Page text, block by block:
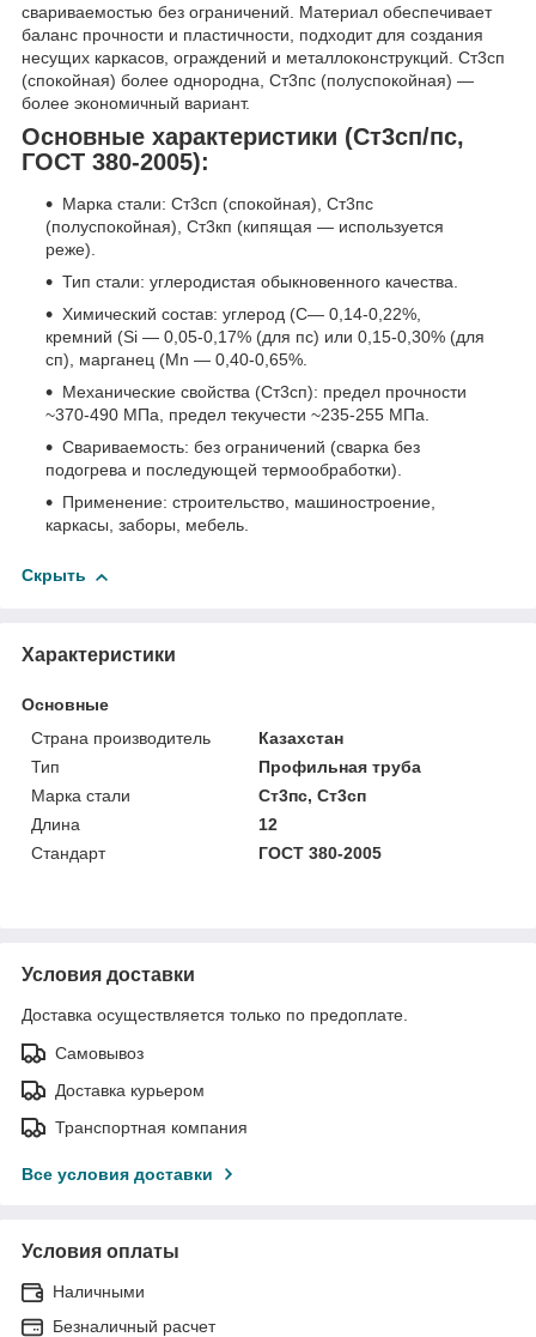
свариваемостью без ограничений. Материал обеспечивает
баланс прочности и пластичности, подходит для создания
несущих каркасов, ограждений и металлоконструкций. Ст3сп
(спокойная) более однородна, Ст3пс (полуспокойная) —
более экономичный вариант.
Основные характеристики (Ст3сп/пс,
ГОСТ 380-2005):
Марка стали: Ст3сп (спокойная), Ст3пс
(полуспокойная), Ст3кп (кипящая — используется
реже).
Тип стали: углеродистая обыкновенного качества.
Химический состав: углерод (C— 0,14-0,22%,
кремний (Si — 0,05-0,17% (для пс) или 0,15-0,30% (для
сп), марганец (Mn — 0,40-0,65%.
Механические свойства (Ст3сп): предел прочности
~370-490 МПа, предел текучести ~235-255 МПа.
Свариваемость: без ограничений (сварка без
подогрева и последующей термообработки).
Применение: строительство, машиностроение,
каркасы, заборы, мебель.
Скрыть
Характеристики
Основные
Страна производитель
Казахстан
Тип
Профильная труба
Марка стали
Ст3пс, Ст3сп
Длина
12
Стандарт
ГОСТ 380-2005
Условия доставки
Доставка осуществляется только по предоплате.
Самовывоз
Доставка курьером
Транспортная компания
Все условия доставки
Условия оплаты
Наличными
Безналичный расчет